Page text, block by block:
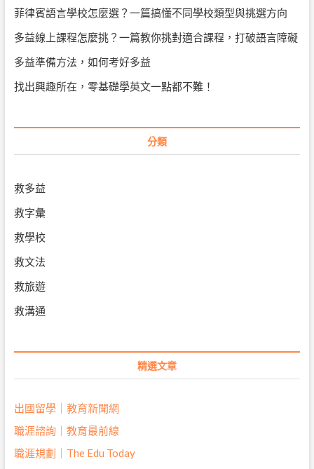
和
咖
啡
館
失
敗
的
技
菲律賓語言學校怎麼選？一篇搞懂不同學校類型與挑選方向
多益線上課程怎麼挑？一篇教你挑對適合課程，打破語言障礙
多益準備方法，如何考好多益
找出興趣所在，零基礎學英文一點都不難！
分類
救多益
救字彙
救學校
救文法
救旅遊
救溝通
精選文章
出國留學｜教育新聞網
職涯諮詢｜教育最前線
職涯規劃｜The Edu Today